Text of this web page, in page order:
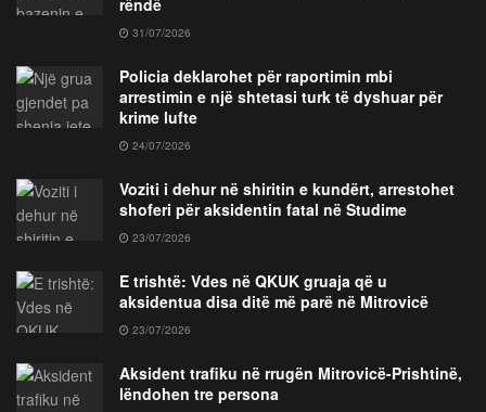
31/07/2026
Policia deklarohet për raportimin mbi
arrestimin e një shtetasi turk të dyshuar për
krime lufte
24/07/2026
Voziti i dehur në shiritin e kundërt, arrestohet
shoferi për aksidentin fatal në Studime
23/07/2026
E trishtë: Vdes në QKUK gruaja që u
aksidentua disa ditë më parë në Mitrovicë
23/07/2026
Aksident trafiku në rrugën Mitrovicë-Prishtinë,
lëndohen tre persona